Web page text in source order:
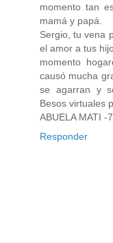
momento tan
mamá y papá.
Sergio, tu vena
el amor a tus
momento
causó mucha
se agarran y
Besos virtuales
ABUELA MATI -
Responder